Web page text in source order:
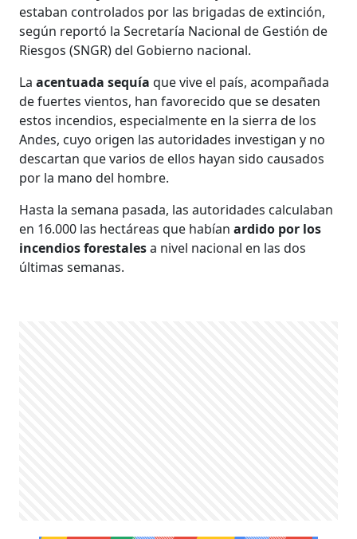
estaban controlados por las brigadas de extinción,
según reportó la Secretaría Nacional de Gestión de
Riesgos (SNGR) del Gobierno nacional.
La acentuada sequíaque vive el país, acompañada
de fuertes vientos, han favorecido que se desaten
estos incendios, especialmente en la sierra de los
Andes, cuyo origen las autoridades investigan y no
descartan que varios de ellos hayan sido causados
por la mano del hombre.
Hasta la semana pasada, las autoridades calculaban
en 16.000 las hectáreas que habíanardido por los
incendios forestalesa nivel nacional en las dos
últimas semanas.